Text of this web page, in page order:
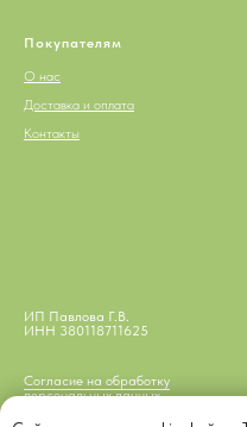
Покупателям
О нас
Доставка и оплата
Контакты
ИП Павлова Г.В.
ИНН 380118711625
Согласие на обработку
персональных данных